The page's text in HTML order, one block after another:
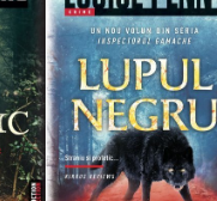
care reușește să
genului, dar foarte bine